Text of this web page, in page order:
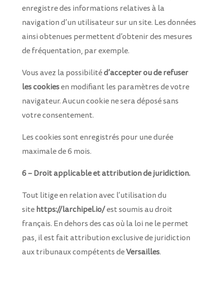
enregistre des informations relatives à la
navigation d’un utilisateur sur un site. Les données
ainsi obtenues permettent d’obtenir des mesures
de fréquentation, par exemple.
Vous avez la possibilitéd’accepter ou de refuser
les cookiesen modifiant les paramètres de votre
navigateur. Aucun cookie ne sera déposé sans
votre consentement.
Les cookies sont enregistrés pour une durée
maximale de 6 mois.
6 – Droit applicable et attribution de juridiction.
Tout litige en relation avec l’utilisation du
sitehttps://larchipel.io/est soumis au droit
français. En dehors des cas où la loi ne le permet
pas, il est fait attribution exclusive de juridiction
aux tribunaux compétents deVersailles.